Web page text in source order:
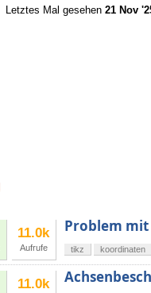
Letztes Mal gesehen 21 Nov
11.0k
Aufrufe
Problem
tikz koordinaten
11.0k